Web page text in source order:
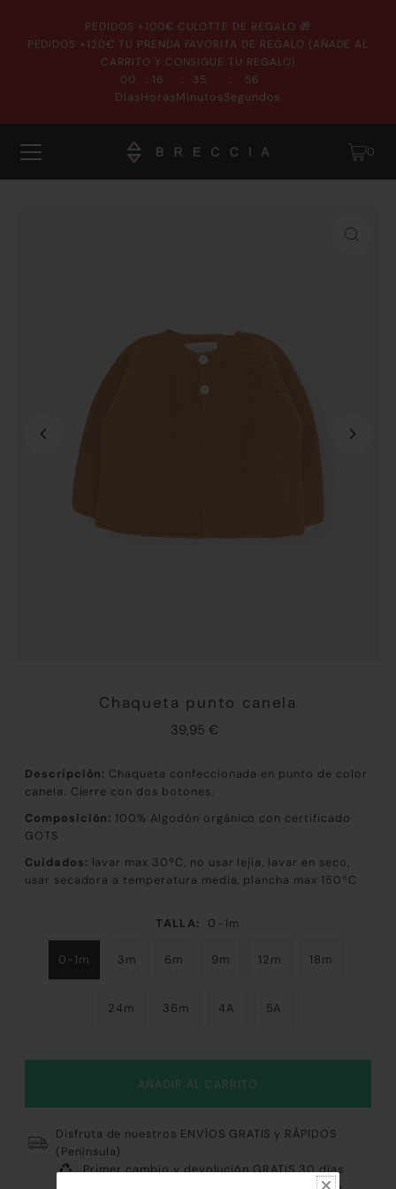
PEDIDOS +100€ CULOTTE DE REGALO 🎁
PEDIDOS +120€ TU PRENDA FAVORITA DE REGALO (AÑADE AL
CARRITO Y CONSIGUE TU REGALO)
00
Días
: 16
Horas
: 35
Minutos
: 56
Segundos
0
Chaqueta punto canela
39,95 €
Descripción: Chaqueta confeccionada en punto de color
canela. Cierre con dos botones.
Composición: 100% Algodón orgánico con certificado
GOTS
Cuidados: lavar max 30ºC, no usar lejía, lavar en seco,
usar secadora a temperatura media, plancha max 150ºC
TALLA: 0-1m
0-1m 3m 6m 9m 12m 18m
24m 36m 4A 5A
Disfruta de nuestros ENVÍOS GRATIS y RÁPIDOS
(Península)
Primer cambio y devolución GRATIS 30 días